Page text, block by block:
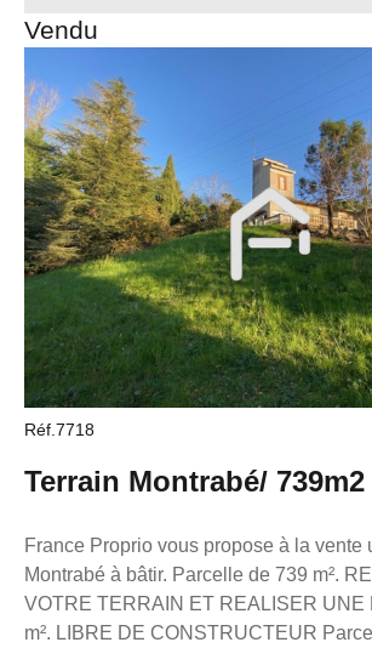
Vendu
Réf.7718
Terrain Montrabé/ 739m2 à bâtir
LOT 2/ TERRAIN 159900€
France Proprio vous propose à la vente
Montrabé à bâtir. Parcelle de 739 m². RESERVEZ
VOTRE TERRAIN ET REALISER UNE MAISON DE 150
m². LIBRE DE CONSTRUCTEUR